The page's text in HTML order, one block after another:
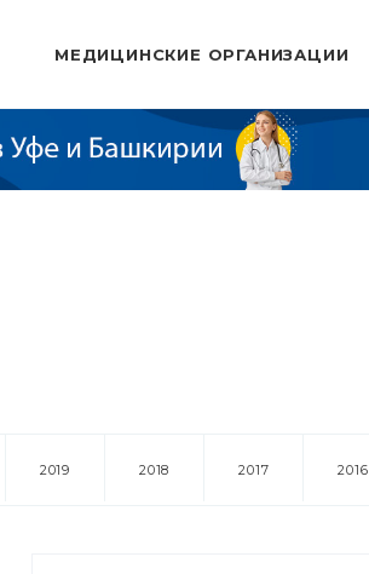
МЕДИЦИНСКИЕ ОРГАНИЗАЦИИ
2019 2018 2017 2016